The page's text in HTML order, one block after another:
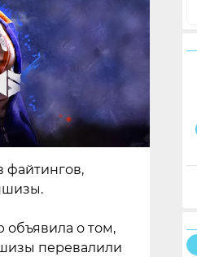
файтингов,
объявила о том,
перевалили